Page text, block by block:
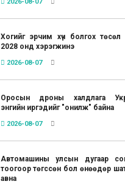
2026-08-07
Хогийг эрчим хүч болгох төсөл
2028 онд хэрэгжинэ
2026-08-07
Оросын дроны халдлага
энгийн иргэдийг "онилж" байна
2026-08-07
Автомашины улсын дугаар
тоогоор төгссөн бол өнөөдөр
авна